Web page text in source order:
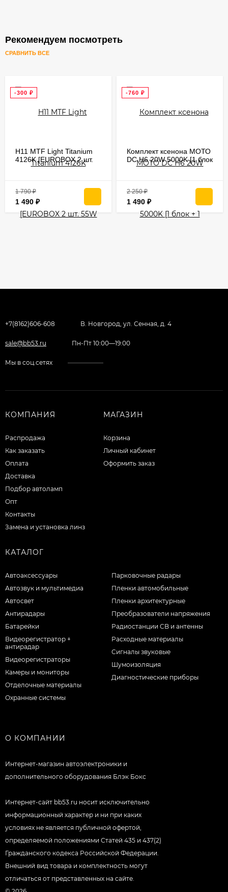
Рекомендуем посмотреть
СРАВНИТЬ ВСЕ
-300 ₽
H11 MTF Light Titanium
4126K [EUROBOX 2 шт.
55W 761Lm PGJ19-2]
1 790₽
1 490 ₽
-760 ₽
Комплект ксенона МОТО
DC H6 20W 5000K [1 блок
+ 1 лампа/набор
2 250₽
1 490 ₽
+7(8162)606-608 В. Новгород, ул. Сенная, д. 4
sale@bb53.ru Пн-Пт 10:00—19:00
Мы в соц.сетях
КОМПАНИЯ
Распродажа
Как заказать
Оплата
Доставка
Подбор автоламп
Опт
Контакты
Замена и установка линз
МАГАЗИН
Корзина
Личный кабинет
Оформить заказ
КАТАЛОГ
Автоаксессуары
Автозвук и мультимедиа
Автосвет
Антирадары
Батарейки
Видеорегистратор +
антирадар
Видеорегистраторы
Камеры и мониторы
Отделочные материалы
Охранные системы
Парковочные радары
Пленки автомобильные
Пленки архитектурные
Преобразователи напряжения
Радиостанции CB и антенны
Расходные материалы
Сигналы звуковые
Шумоизоляция
Диагностические приборы
О КОМПАНИИ
Интернет-магазин автоэлектроники и
дополнительного оборудования Блэк Бокс
Интернет-сайт bb53.ru носит исключительно
информационный характер и ни при каких
условиях не является публичной офертой,
определяемой положениями Статей 435 и 437(2)
Гражданского кодекса Российской Федерации.
Внешний вид товара и комплектность могут
отличаться от представленных на сайте.